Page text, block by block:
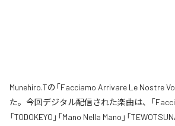
Munehiro.Tの「Facciamo Arrivare Le Nostre
た。今回デジタル配信された楽曲は、「
「TODOKEYO」「Mano Nella Mano」「